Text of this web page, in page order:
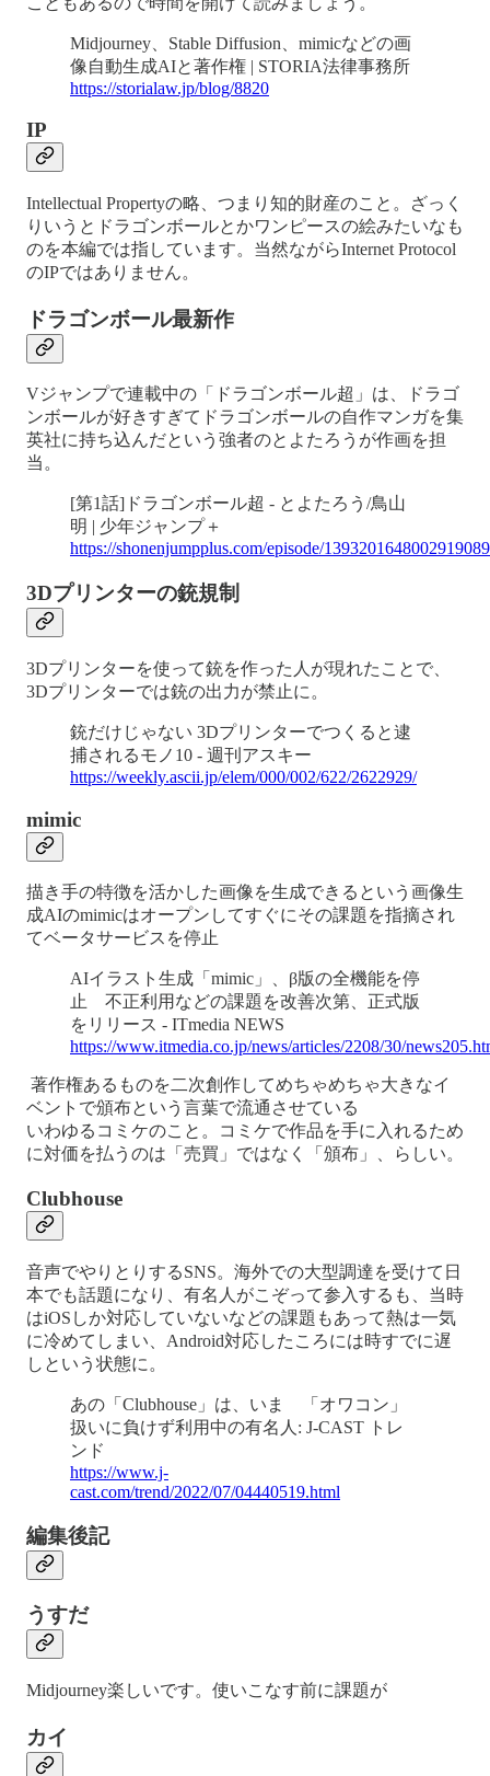
Midjourney、Stable Diffusion、mimicなどの画
像自動生成AIと著作権 | STORIA法律事務所
https://storialaw.jp/blog/8820
IP
Intellectual Propertyの略、つまり知的財産のこと。ざっく
りいうとドラゴンボールとかワンピースの絵みたいなも
のを本編では指しています。当然ながらInternet Protocol
のIPではありません。
ドラゴンボール最新作
Vジャンプで連載中の「ドラゴンボール超」は、ドラゴ
ンボールが好きすぎてドラゴンボールの自作マンガを集
英社に持ち込んだという強者のとよたろうが作画を担
当。
[第1話]ドラゴンボール超 - とよたろう/鳥山
明 | 少年ジャンプ＋
https://shonenjumpplus.com/episode/
3Dプリンターの銃規制
3Dプリンターを使って銃を作った人が現れたことで、
3Dプリンターでは銃の出力が禁止に。
銃だけじゃない 3Dプリンターでつくると逮
捕されるモノ10 - 週刊アスキー
https://weekly.ascii.jp/elem/000/002/622/2622929/
mimic
描き手の特徴を活かした画像を生成できるという画像生
成AIのmimicはオープンしてすぐにその課題を指摘され
てベータサービスを停止
AIイラスト生成「mimic」、β版の全機能を停
止 不正利用などの課題を改善次第、正式版
をリリース - ITmedia NEWS
https://www.itmedia.co.jp/news/articles/2208/30/
著作権あるものを二次創作してめちゃめちゃ大きなイ
ベントで頒布という言葉で流通させている
いわゆるコミケのこと。コミケで作品を手に入れるため
に対価を払うのは「売買」ではなく「頒布」、らしい。
Clubhouse
音声でやりとりするSNS。海外での大型調達を受けて日
本でも話題になり、有名人がこぞって参入するも、当時
はiOSしか対応していないなどの課題もあって熱は一気
に冷めてしまい、Android対応したころには時すでに遅
しという状態に。
あの「Clubhouse」は、いま 「オワコン」
扱いに負けず利用中の有名人: J-CAST トレ
ンド
https://www.j-
cast.com/trend/2022/07/04440519.html
編集後記
うすだ
Midjourney楽しいです。使いこなす前に課題が
カイ